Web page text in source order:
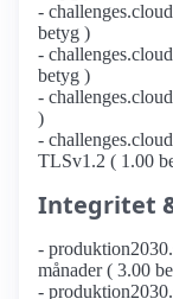
-
betyg )
-
betyg )
-
)
-
TLSv1.2 ( 1.00
Integritet
-
månader ( 3.00
-